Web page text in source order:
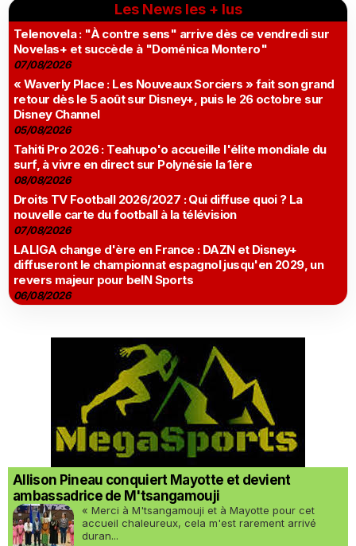
Les News les + lus
Telenovela : "À contre sens" arrive dès ce vendredi sur
Novelas+ et succède à "Doménica Montero"
07/08/2026
« Waverly Place : Les Nouveaux Sorciers » fait son grand
retour dès le 5 août sur Disney+, puis le 26 octobre sur
Disney Channel
05/08/2026
Tahiti Pro 2026 : Teahupo'o accueille l'élite mondiale du
surf, à vivre en direct sur Polynésie la 1ère
08/08/2026
Droits TV Football 2026/2027 : Qui diffuse quoi ? La
nouvelle carte du football à la télévision
07/08/2026
LALIGA change d'ère en France : DAZN et Disney+
diffuseront le championnat espagnol jusqu'en 2029, un
revers majeur pour beIN Sports
06/08/2026
Allison Pineau conquiert Mayotte et devient
ambassadrice de M'tsangamouji
« Merci à M'tsangamouji et à Mayotte pour cet
accueil chaleureux, cela m'est rarement arrivé
duran...